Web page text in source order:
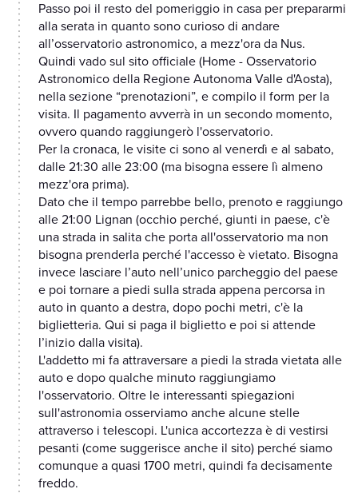
Passo poi il resto del pomeriggio in casa per prepararmi
alla serata in quanto sono curioso di andare
all’osservatorio astronomico, a mezz'ora da Nus.
Quindi vado sul sito officiale (Home - Osservatorio
Astronomico della Regione Autonoma Valle d'Aosta),
nella sezione “prenotazioni”, e compilo il form per la
visita. Il pagamento avverrà in un secondo momento,
ovvero quando raggiungerò l'osservatorio.
Per la cronaca, le visite ci sono al venerdì e al sabato,
dalle 21:30 alle 23:00 (ma bisogna essere lì almeno
mezz'ora prima).
Dato che il tempo parrebbe bello, prenoto e raggiungo
alle 21:00 Lignan (occhio perché, giunti in paese, c'è
una strada in salita che porta all'osservatorio ma non
bisogna prenderla perché l'accesso è vietato. Bisogna
invece lasciare l’auto nell’unico parcheggio del paese
e poi tornare a piedi sulla strada appena percorsa in
auto in quanto a destra, dopo pochi metri, c'è la
biglietteria. Qui si paga il biglietto e poi si attende
l’inizio dalla visita).
L'addetto mi fa attraversare a piedi la strada vietata alle
auto e dopo qualche minuto raggiungiamo
l'osservatorio. Oltre le interessanti spiegazioni
sull'astronomia osserviamo anche alcune stelle
attraverso i telescopi. L'unica accortezza è di vestirsi
pesanti (come suggerisce anche il sito) perché siamo
comunque a quasi 1700 metri, quindi fa decisamente
freddo.